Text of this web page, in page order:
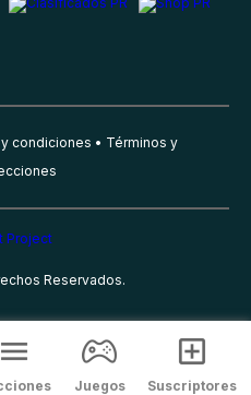
condiciones
Términos y
Reservados.
Juegos Suscriptores